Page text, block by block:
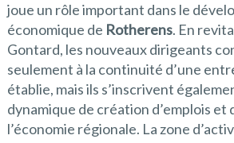
joue un rôle important dans le
économique de Rotherens. En
Gontard, les nouveaux dirigeants
seulement à la continuité d’une
établie, mais ils s’inscrivent
dynamique de création d’emplois et
l’économie régionale. La zone